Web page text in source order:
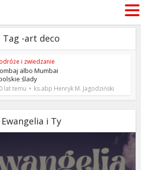
Tag -art deco
i zwiedzanie
albo Mumbai
ślady
lat temu ks.abp Henryk M. Jagodziński
Ewangelia i Ty